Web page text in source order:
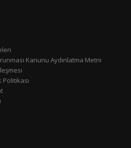
Kanunu Aydınlatma Metni